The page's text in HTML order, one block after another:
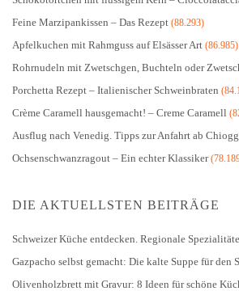
Feine Marzipankissen – Das Rezept (88.293)
Apfelkuchen mit Rahmguss auf Elsässer Art (86.985)
Rohrnudeln mit Zwetschgen, Buchteln oder
Porchetta Rezept – Italienischer Schweinbraten
Crème Caramell hausgemacht! – Creme Caramell
Ausflug nach Venedig. Tipps zur Anfahrt ab
Ochsenschwanzragout – Ein echter Klassiker
DIE AKTUELLSTEN BEITRÄGE
Schweizer Küche entdecken. Regionale
Gazpacho selbst gemacht: Die kalte Suppe für den
Olivenholzbrett mit Gravur: 8 Ideen für schöne